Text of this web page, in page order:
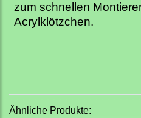
zum schnellen
Acrylklötzchen.
Ähnliche Produkte: